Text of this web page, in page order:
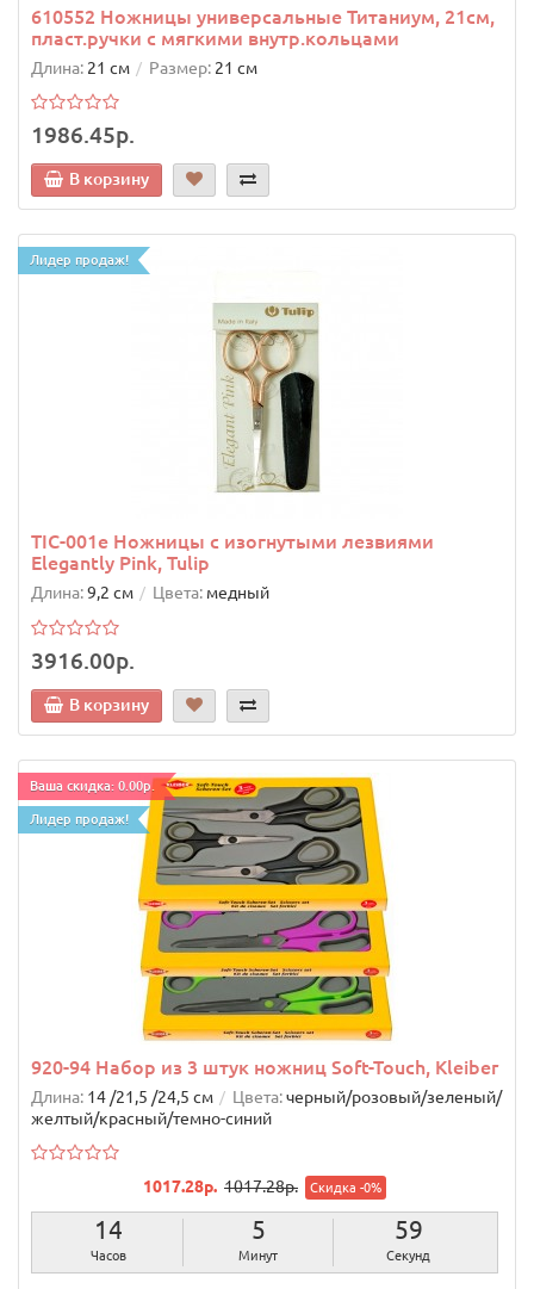
610552 Ножницы универсальные Титаниум, 21см,
пласт.ручки с мягкими внутр.кольцами
Длина: 21 см Размер: 21 см
1986.45р.
В корзину
Лидер продаж!
TIC-001e Ножницы с изогнутыми лезвиями
Elegantly Pink, Tulip
Длина:9,2 см Цвета: медный
3916.00р.
В корзину
Ваша скидка: 0.00р.
Лидер продаж!
920-94 Набор из 3 штук ножниц Soft-Touch, Kleiber
Длина: 14 /21,5 /24,5 см Цвета:черный/розовый/зеленый/
желтый/красный/темно-синий
1017.28р. 1017.28р. Скидка -0%
14
Часов
5
Минут
58
Секунд